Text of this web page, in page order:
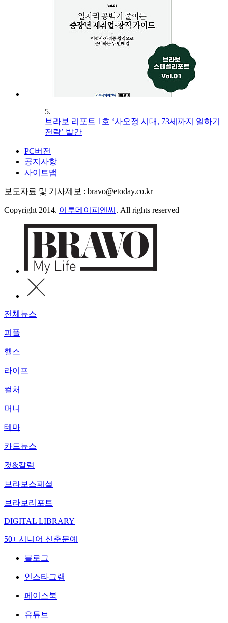
5.
브라보 리포트 1호 ‘사오정 시대, 73세까지 일하기
전략’ 발간
PC버전
공지사항
사이트맵
보도자료 및 기사제보 : bravo@etoday.co.kr
Copyright 2014. 이투데이피엔씨 . All rights reserved
전체뉴스
피플
헬스
라이프
컬처
머니
테마
카드뉴스
컷&칼럼
브라보스페셜
브라보리포트
DIGITAL LIBRARY
50+ 시니어 신춘문예
블로그
인스타그램
페이스북
유튜브